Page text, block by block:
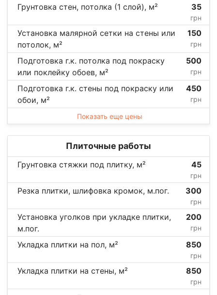
Грунтовка стен, потолка (1 слой), м² 35
грн
Установка малярной сетки на стены или
потолок, м²
150
грн
Подготовка г.к. потолка под покраску
или поклейку обоев, м²
500
грн
Подготовка г.к. стены под покраску или
обои, м²
450
грн
Показать еще цены
Плиточные работы
Грунтовка стяжки под плитку, м² 45
грн
Резка плитки, шлифовка кромок, м.пог. 300
грн
Установка уголков при укладке плитки,
м.пог.
200
грн
Укладка плитки на пол, м² 850
грн
Укладка плитки на стены, м² 850
грн